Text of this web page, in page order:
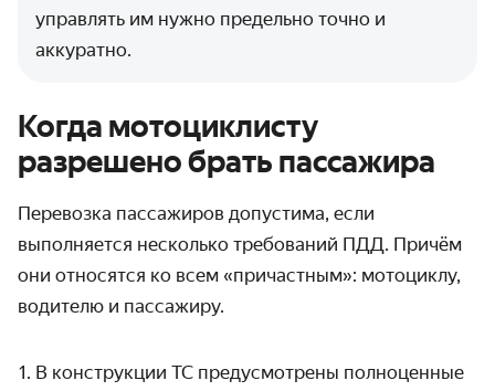
управлять им нужно предельно точно и
аккуратно.
Когда мотоциклисту
разрешено брать пассажира
Перевозка пассажиров допустима, если
выполняется несколько требований ПДД. Причём
они относятся ко всем «причастным»: мотоциклу,
водителю и пассажиру.
В конструкции ТС предусмотрены полноценные